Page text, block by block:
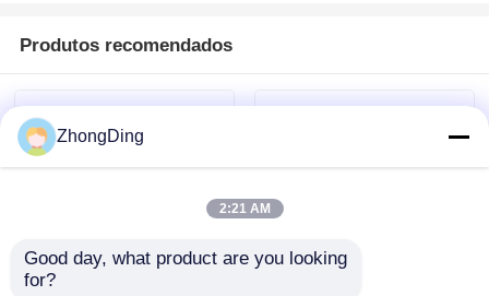
Produtos recomendados
ZhongDing
2:21 AM
Good day, what product are you looking
for?